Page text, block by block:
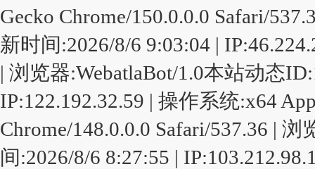
Gecko Chrome/150.0.0.0 Safari/
新时间:2026/8/6 9:03:04 |
| 浏览器:WebatlaBot/1.0本站动态
IP:122.192.32.59 | 操作系统:x64
Chrome/148.0.0.0 Safari/537.36 |
间:2026/8/6 8:27:55 |